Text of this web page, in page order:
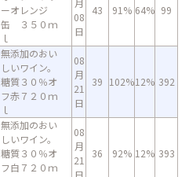
ーオレンジ
缶 ３５０ｍ
ｌ
月
08
日
43 91% 64% 99
無添加のおい
しいワイン。
糖質３０％オ
フ赤７２０ｍ
ｌ
08
月
21
日
39 102%12% 392
無添加のおい
しいワイン。
糖質３０％オ
フ白７２０ｍ
08
月
21
日
36 92% 12% 393